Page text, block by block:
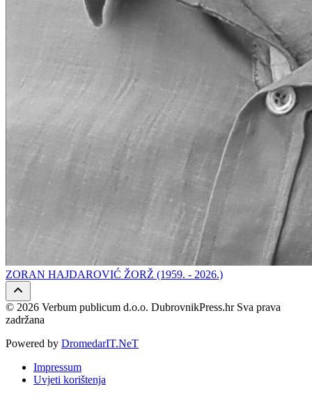
ZORAN HAJDAROVIĆ ŽORŽ (1959. - 2026.)
© 2026 Verbum publicum d.o.o. DubrovnikPress.hr Sva prava
zadržana
Powered by DromedarIT.NeT
Impressum
Uvjeti korištenja